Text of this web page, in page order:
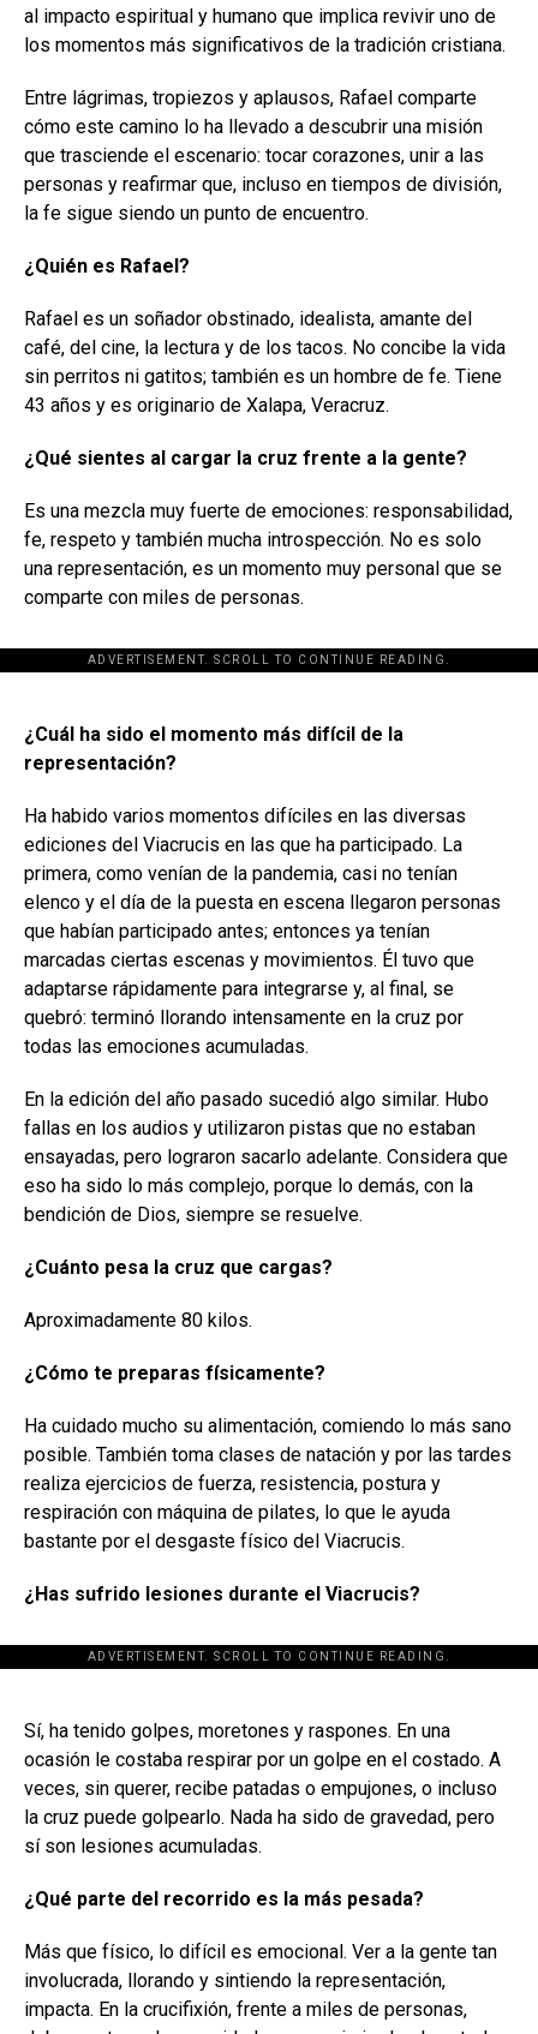
al impacto espiritual y humano que implica revivir uno de
los momentos más significativos de la tradición cristiana.
Entre lágrimas, tropiezos y aplausos, Rafael comparte
cómo este camino lo ha llevado a descubrir una misión
que trasciende el escenario: tocar corazones, unir a las
personas y reafirmar que, incluso en tiempos de división,
la fe sigue siendo un punto de encuentro.
¿Quién es Rafael?
Rafael es un soñador obstinado, idealista, amante del
café, del cine, la lectura y de los tacos. No concibe la vida
sin perritos ni gatitos; también es un hombre de fe. Tiene
43 años y es originario de Xalapa, Veracruz.
¿Qué sientes al cargar la cruz frente a la gente?
Es una mezcla muy fuerte de emociones: responsabilidad,
fe, respeto y también mucha introspección. No es solo
una representación, es un momento muy personal que se
comparte con miles de personas.
ADVERTISEMENT. SCROLL TO CONTINUE READING.
[adsforwp id="243463"]
¿Cuál ha sido el momento más difícil de la
representación?
Ha habido varios momentos difíciles en las diversas
ediciones del Viacrucis en las que ha participado. La
primera, como venían de la pandemia, casi no tenían
elenco y el día de la puesta en escena llegaron personas
que habían participado antes; entonces ya tenían
marcadas ciertas escenas y movimientos. Él tuvo que
adaptarse rápidamente para integrarse y, al final, se
quebró: terminó llorando intensamente en la cruz por
todas las emociones acumuladas.
En la edición del año pasado sucedió algo similar. Hubo
fallas en los audios y utilizaron pistas que no estaban
ensayadas, pero lograron sacarlo adelante. Considera que
eso ha sido lo más complejo, porque lo demás, con la
bendición de Dios, siempre se resuelve.
¿Cuánto pesa la cruz que cargas?
Aproximadamente 80 kilos.
¿Cómo te preparas físicamente?
Ha cuidado mucho su alimentación, comiendo lo más sano
posible. También toma clases de natación y por las tardes
realiza ejercicios de fuerza, resistencia, postura y
respiración con máquina de pilates, lo que le ayuda
bastante por el desgaste físico del Viacrucis.
¿Has sufrido lesiones durante el Viacrucis?
ADVERTISEMENT. SCROLL TO CONTINUE READING.
[adsforwp id="243463"]
Sí, ha tenido golpes, moretones y raspones. En una
ocasión le costaba respirar por un golpe en el costado. A
veces, sin querer, recibe patadas o empujones, o incluso
la cruz puede golpearlo. Nada ha sido de gravedad, pero
sí son lesiones acumuladas.
¿Qué parte del recorrido es la más pesada?
Más que físico, lo difícil es emocional. Ver a la gente tan
involucrada, llorando y sintiendo la representación,
impacta. En la crucifixión, frente a miles de personas,